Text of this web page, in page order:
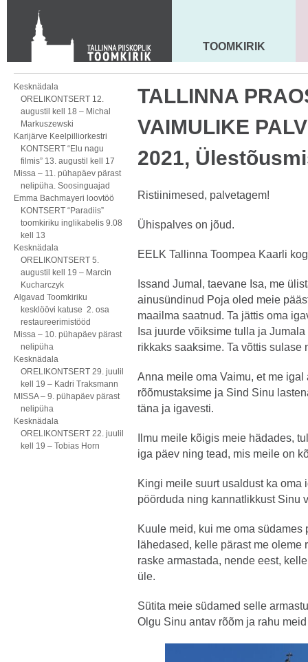
Toom-Kooli 6, 10130 TALLINN
tallinna.toom
+372 644 4140
MAARJA KIRIK
TOOMKIRIK
Kesknädala
ORELIKONTSERT 12.
augustil kell 18 – Michal
Markuszewski
Karijärve Keelpilliorkestri
KONTSERT “Elu nagu
filmis” 13. augustil kell 17
Missa – 11. pühapäev pärast
nelipüha. Soosinguajad
Emma Bachmayeri loovtöö
KONTSERT “Paradiis”
toomkiriku inglikabelis 9.08
kell 13
Kesknädala
ORELIKONTSERT 5.
augustil kell 19 – Marcin
Kucharczyk
Algavad Toomkiriku
kesklöövi katuse 2. osa
restaureerimistööd
Missa – 10. pühapäev pärast
nelipüha
Kesknädala
ORELIKONTSERT 29. juulil
kell 19 – Kadri Traksmann
MISSA – 9. pühapäev pärast
nelipüha
Kesknädala
ORELIKONTSERT 22. juulil
kell 19 – Tobias Horn
TALLINNA
VAIMULIKE
2021,
Ristiinimesed, palvetagem!
Ühispalves on jõud.
EELK Tallinna Toompea Kaarli
Issand Jumal, taevane Isa, me
ainusündinud Poja oled meie
maailma saatnud. Ta jättis oma
Isa juurde võiksime tulla ja
rikkaks saaksime. Ta võttis
Anna meile oma Vaimu, et me
rõõmustaksime ja Sind Sinu
täna ja igavesti.
Ilmu meile kõigis meie hädades,
iga päev ning tead, mis meile on
Kingi meile suurt usaldust ka
pöörduda ning kannatlikkust Sinu
Kuule meid, kui me oma
lähedased, kelle pärast me
raske armastada, nende eest,
üle.
Sütita meie südamed selle
Olgu Sinu antav rõõm ja rahu